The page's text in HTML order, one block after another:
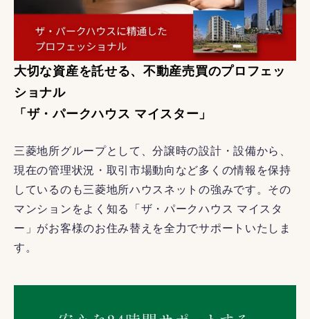
大切な資産を託せる、不動産売買のプロフェッ
ショナル
「ザ・パークハウス マイスター」
三菱地所グループとして、分譲時の設計・設備から、
現在の管理状況・取引市場動向など多くの情報を保持
しているのも三菱地所ハウスネットの強みです。その
マンションをよく知る「ザ・パークハウス マイスタ
ー」がお客様のお住み替えを全力でサポートいたしま
す。